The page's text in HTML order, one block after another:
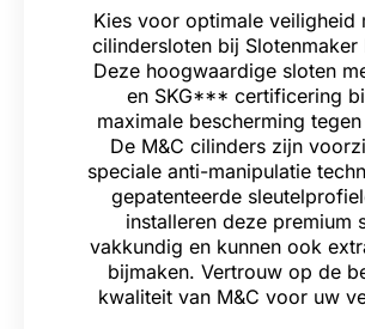
Kies voor optimale veiligheid
cilindersloten bij Slotenmaker
Deze hoogwaardige sloten
en SKG*** certificering
maximale bescherming
De M&C cilinders zijn
speciale anti-manipulatie
gepatenteerde
installeren deze premium
vakkundig en kunnen ook
bijmaken. Vertrouw op de
kwaliteit van M&C voor uw